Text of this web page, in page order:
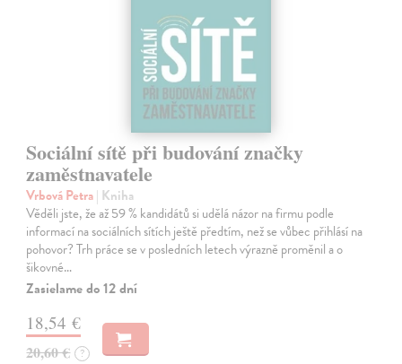
Sociální sítě při budování značky
zaměstnavatele
Vrbová Petra| Kniha
Věděli jste, že až 59 % kandidátů si udělá názor na firmu podle
informací na sociálních sítích ještě předtím, než se vůbec přihlásí na
pohovor? Trh práce se v posledních letech výrazně proměnil a o
šikovné…
Zasielame do 12 dní
18,54 €
20,60 € ?